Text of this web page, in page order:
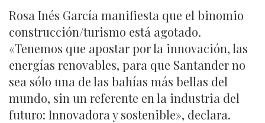
Rosa Inés García manifiesta que el binomio
construcción/turismo está agotado.
«Tenemos que apostar por la innovación, las
energías renovables, para que Santander no
sea sólo una de las bahías más bellas del
mundo, sin un referente en la industria del
futuro: Innovadora y sostenible», declara.